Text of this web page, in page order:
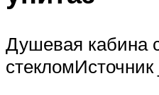
Душевая кабина